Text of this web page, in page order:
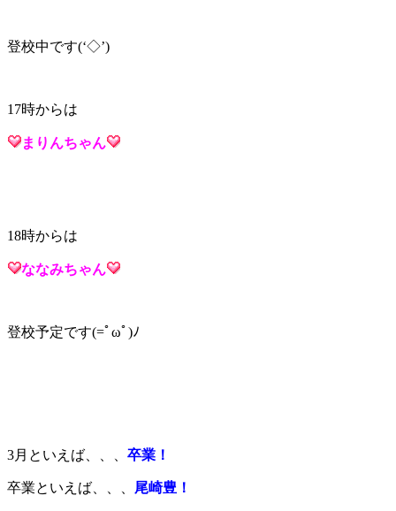
登校中です(‘◇’)ゞ
17時からは
まりんちゃん
18時からは
ななみちゃん
登校予定です(=ﾟωﾟ)ﾉ
3月といえば、、、 卒業！
卒業といえば、、、 尾崎豊！